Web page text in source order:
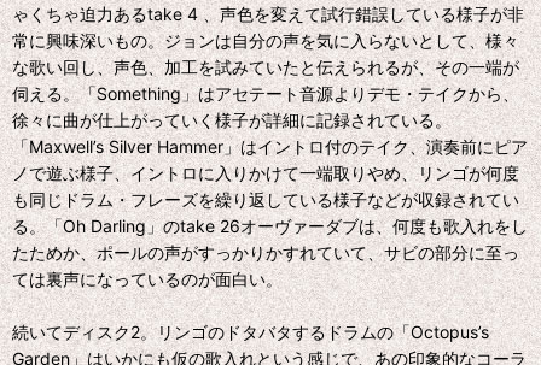
ゃくちゃ迫力あるtake 4 、声色を変えて試行錯誤している様子が非
常に興味深いもの。ジョンは自分の声を気に入らないとして、様々
な歌い回し、声色、加工を試みていたと伝えられるが、その一端が
伺える。「Something」はアセテート音源よりデモ・テイクから、
徐々に曲が仕上がっていく様子が詳細に記録されている。
「Maxwell’s Silver Hammer」はイントロ付のテイク、演奏前にピア
ノで遊ぶ様子、イントロに入りかけて一端取りやめ、リンゴが何度
も同じドラム・フレーズを繰り返している様子などが収録されてい
る。「Oh Darling」のtake 26オーヴァーダブは、何度も歌入れをし
たためか、ポールの声がすっかりかすれていて、サビの部分に至っ
ては裏声になっているのが面白い。
続いてディスク2。リンゴのドタバタするドラムの「Octopus’s
Garden」はいかにも仮の歌入れという感じで、あの印象的なコーラ